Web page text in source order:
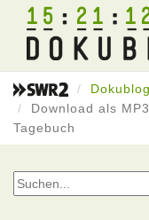
15 21
Dokublog
Download als
Tagebuch